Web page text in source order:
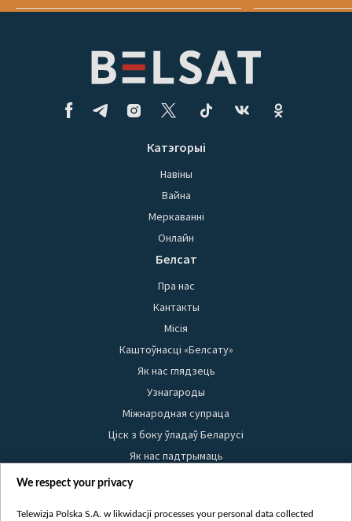
Катэгорыі
Навіны
Вайна
Меркаванні
Онлайн
Белсат
Пра нас
Кантакты
Місія
Каштоўнасці «Белсату»
Як нас глядзець
Узнагароды
Міжнародная супраца
Ціск з боку ўладаў Беларусі
Як нас падтрымаць
Правілы выкарыстання матэрыялаў
We respect your privacy
Telewizja Polska S.A. w likwidacji processes your personal data collected